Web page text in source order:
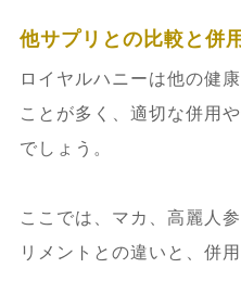
他サプリとの比較と併
ロイヤルハニーは他の健
ことが多く、適切な併用
でしょう。
ここでは、マカ、高麗人
リメントとの違いと、併